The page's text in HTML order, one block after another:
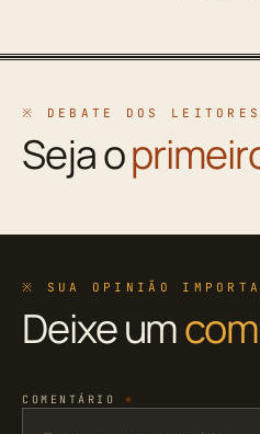
※ DEBATE DOS LEITORES
Seja o
※ SUA OPINIÃO IMPORTA
Deixe um
COMENTÁRIO *